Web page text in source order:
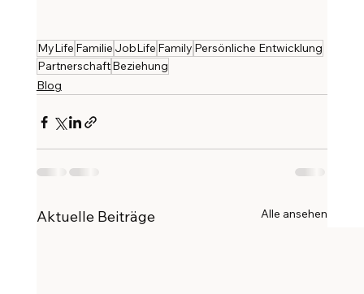
MyLife Familie JobLife Family Persönliche Entwicklung
PartnerschaftBeziehung
Blog
Aktuelle Beiträge Alle ansehen